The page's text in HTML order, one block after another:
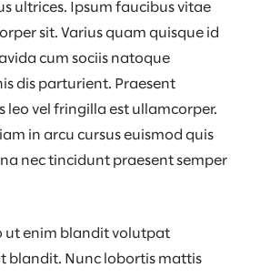
ultrices. Ipsum faucibus vitae
sit. Varius quam quisque id
cum sociis natoque
dis parturient. Praesent
leo vel fringilla est ullamcorper.
in arcu cursus euismod quis
nec tincidunt praesent semper
ut enim blandit volutpat
blandit. Nunc lobortis mattis